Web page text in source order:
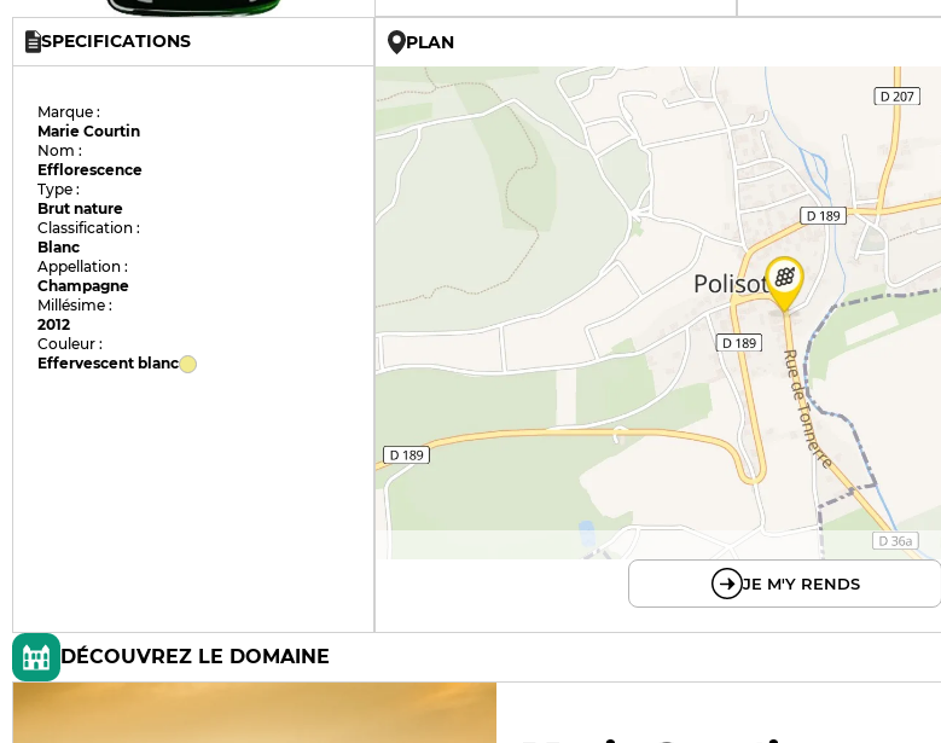
SPECIFICATIONS
Marque :
Marie Courtin
Nom :
Efflorescence
Type :
Brut nature
Classification :
Blanc
Appellation :
Champagne
Millésime :
2012
Couleur :
Effervescent blanc
PLAN
JE M'Y RENDS
DÉCOUVREZ LE DOMAINE